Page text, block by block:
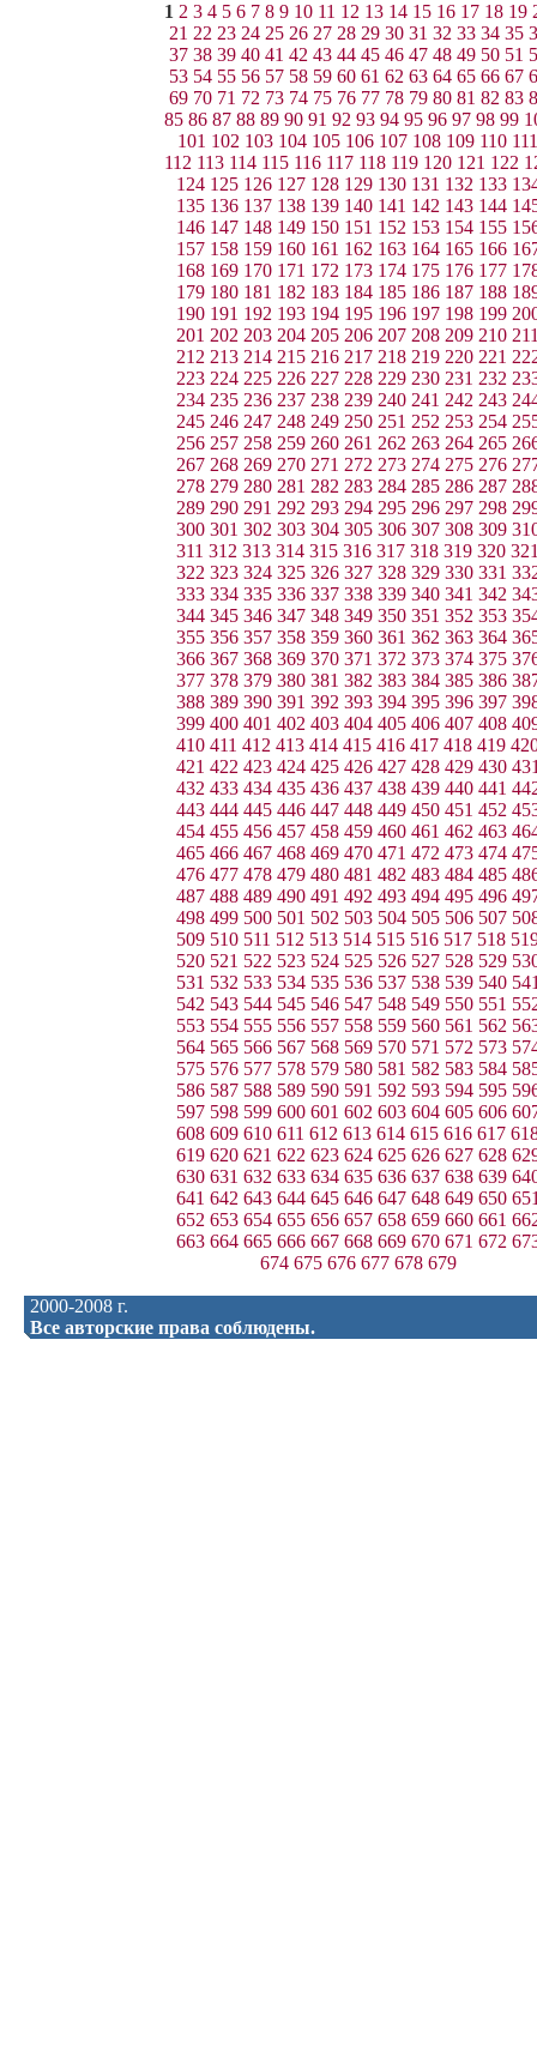
1 2 3 4 5 6 7 8 9 10 11 12 13 14 15 16 17 18 19
21 22 23 24 25 26 27 28 29 30 31 32 33 34 35
37 38 39 40 41 42 43 44 45 46 47 48 49 50 51
53 54 55 56 57 58 59 60 61 62 63 64 65 66 67
69 70 71 72 73 74 75 76 77 78 79 80 81 82 83
85 86 87 88 89 90 91 92 93 94 95 96 97 98 99
101 102 103 104 105 106 107 108 109 110 111
112 113 114 115 116 117 118 119 120 121 122
124 125 126 127 128 129 130 131 132 133
135 136 137 138 139 140 141 142 143 144
146 147 148 149 150 151 152 153 154 155
157 158 159 160 161 162 163 164 165 166
168 169 170 171 172 173 174 175 176 177
179 180 181 182 183 184 185 186 187 188
190 191 192 193 194 195 196 197 198 199
201 202 203 204 205 206 207 208 209 210
212 213 214 215 216 217 218 219 220 221
223 224 225 226 227 228 229 230 231 232
234 235 236 237 238 239 240 241 242 243
245 246 247 248 249 250 251 252 253 254
256 257 258 259 260 261 262 263 264 265
267 268 269 270 271 272 273 274 275 276
278 279 280 281 282 283 284 285 286 287
289 290 291 292 293 294 295 296 297 298
300 301 302 303 304 305 306 307 308 309
311 312 313 314 315 316 317 318 319 320
322 323 324 325 326 327 328 329 330 331
333 334 335 336 337 338 339 340 341 342
344 345 346 347 348 349 350 351 352 353
355 356 357 358 359 360 361 362 363 364
366 367 368 369 370 371 372 373 374 375
377 378 379 380 381 382 383 384 385 386
388 389 390 391 392 393 394 395 396 397
399 400 401 402 403 404 405 406 407 408
410 411 412 413 414 415 416 417 418 419
421 422 423 424 425 426 427 428 429 430
432 433 434 435 436 437 438 439 440 441
443 444 445 446 447 448 449 450 451 452
454 455 456 457 458 459 460 461 462 463
465 466 467 468 469 470 471 472 473 474
476 477 478 479 480 481 482 483 484 485
487 488 489 490 491 492 493 494 495 496
498 499 500 501 502 503 504 505 506 507
509 510 511 512 513 514 515 516 517 518
520 521 522 523 524 525 526 527 528 529
531 532 533 534 535 536 537 538 539 540
542 543 544 545 546 547 548 549 550 551
553 554 555 556 557 558 559 560 561 562
564 565 566 567 568 569 570 571 572 573
575 576 577 578 579 580 581 582 583 584
586 587 588 589 590 591 592 593 594 595
597 598 599 600 601 602 603 604 605 606
608 609 610 611 612 613 614 615 616 617
619 620 621 622 623 624 625 626 627 628
630 631 632 633 634 635 636 637 638 639
641 642 643 644 645 646 647 648 649 650
652 653 654 655 656 657 658 659 660 661
663 664 665 666 667 668 669 670 671 672
674 675 676 677 678 679
2000-2008 г.
Все авторские права соблюдены.